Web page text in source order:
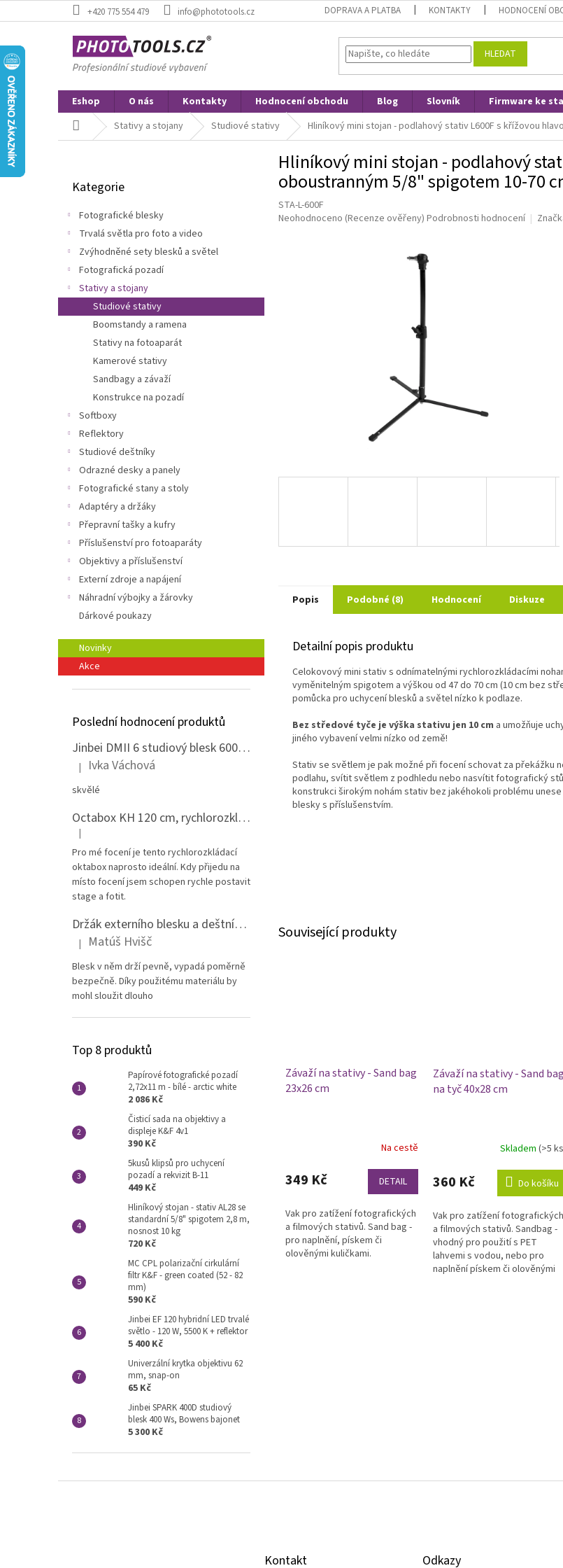
na
+420 775 554 479 info@phototools.cz DOPRAVA A PLATBA KONTAKTY HODNOCENÍ
HLEDAT
Eshop O nás Kontakty Hodnocení obchodu Blog Slovník
Firmware ke
Domů Stativy a stojany Studiové stativy Hliníkový mini stojan - podlahový stativ L600F s křížovou
a
n
kategorie
Kategorie
Fotografické blesky
Trvalá světla pro foto a video
Zvýhodněné sety blesků a světel
Fotografická pozadí
Stativy a stojany
Studiové stativy
Boomstandy a ramena
Stativy na fotoaparát
Kamerové stativy
Sandbagy a závaží
Konstrukce na pozadí
Softboxy
Reflektory
Studiové deštníky
Odrazné desky a panely
Fotografické stany a stoly
Adaptéry a držáky
Přepravní tašky a kufry
Příslušenství pro fotoaparáty
Objektivy a příslušenství
Externí zdroje a napájení
Náhradní výbojky a žárovky
Dárkové poukazy
Novinky
Akce
Poslední hodnocení produktů
Jinbei DMII 6 studiový blesk 600 Ws, Bowens bajonet
Hodnocení produktu je 5 z 5 hvězdiček.
| Ivka Váchová
skvělé
Octabox KH 120 cm, rychlorozkládací s voštinou, adaptér Bowens
Hodnocení produktu je 5 z 5 hvězdiček.
|
Pro mé focení je tento rychlorozkládací
oktabox naprosto ideální. Kdy přijedu na
místo focení jsem schopen rychle postavit
stage a fotit.
Držák externího blesku a deštníku na stativ - celokovový
Hodnocení produktu je 5 z 5 hvězdiček.
| Matúš Hvišč
Blesk v něm drží pevně, vypadá poměrně
bezpečně. Díky použitému materiálu by
mohl sloužit dlouho
Top 8 produktů
Papírové fotografické pozadí
2,72x11 m - bílé - arctic white
2 086 Kč
Čisticí sada na objektivy a
displeje K&F 4v1
390 Kč
5kusů klipsů pro uchycení
pozadí a rekvizit B-11
449 Kč
Hliníkový stojan - stativ AL28 se
standardní 5/8" spigotem 2,8 m,
nosnost 10 kg
720 Kč
MC CPL polarizační cirkulární
filtr K&F - green coated (52 - 82
mm)
590 Kč
Jinbei EF 120 hybridní LED trvalé
světlo - 120 W, 5500 K + reflektor
5 400 Kč
Univerzální krytka objektivu 62
mm, snap-on
65 Kč
Jinbei SPARK 400D studiový
blesk 400 Ws, Bowens bajonet
5 300 Kč
Hliníkový mini stojan - podlahový
oboustranným 5/8" spigotem 10-70
STA-L-600F
Průměrné
Neohodnoceno (Recenze ověřeny) Podrobnosti hodnocení
Související produkty
Závaží na stativy - Sand bag
23x26 cm
produktu
z
5
hvězdiček.
Na cestě
349 Kč DETAIL
Vak pro zatížení fotografických
a filmových stativů. Sand bag -
pro naplnění, pískem či
olověnými kuličkami.
Závaží na stativy - Sand bag
na tyč 40x28 cm
produktu
je
z
5
hvězdiček.
Skladem (>5
360 Kč Do košíku
Vak pro zatížení fotografických
a filmových stativů. Sandbag -
vhodný pro použití s PET
lahvemi s vodou, nebo pro
naplnění pískem či olověnými
Popis Podobné (8) Hodnocení Diskuze
Detailní popis produktu
Celokovový mini stativ s odnímatelnými rychlorozkládacími
vyměnitelným spigotem a výškou od 47 do 70 cm (10 cm bez
pomůcka pro uchycení blesků a světel nízko k podlaze.
Bez středové tyče je výška stativu jen 10 cm a umožňuje
jiného vybavení velmi nízko od země!
Stativ se světlem je pak možné při focení schovat za překážku
podlahu, svítit světlem z podhledu nebo nasvítit fotografický
konstrukci širokým nohám stativ bez jakéhokoli problému
blesky s příslušenstvím.
Kontakt Odkazy